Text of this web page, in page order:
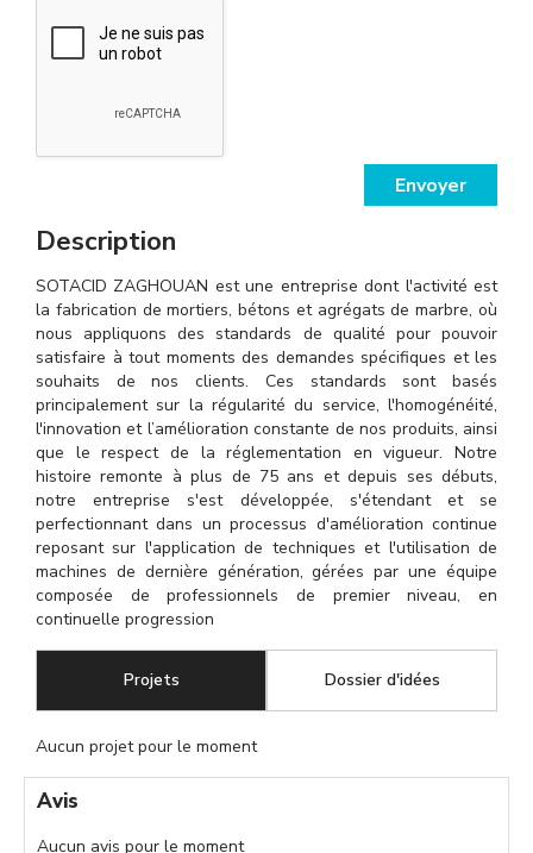
Envoyer
Description
SOTACID ZAGHOUAN est une entreprise dont l'activité est
la fabrication de mortiers, bétons et agrégats de marbre, où
nous appliquons des standards de qualité pour pouvoir
satisfaire à tout moments des demandes spécifiques et les
souhaits de nos clients. Ces standards sont basés
principalement sur la régularité du service, l'homogénéité,
l'innovation et l’amélioration constante de nos produits, ainsi
que le respect de la réglementation en vigueur. Notre
histoire remonte à plus de 75 ans et depuis ses débuts,
notre entreprise s'est développée, s'étendant et se
perfectionnant dans un processus d'amélioration continue
reposant sur l'application de techniques et l'utilisation de
machines de dernière génération, gérées par une équipe
composée de professionnels de premier niveau, en
continuelle progression
Projets Dossier d'idées
Aucun projet pour le moment
Avis
Aucun avis pour le moment